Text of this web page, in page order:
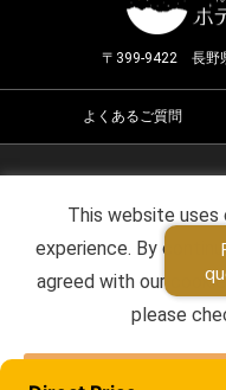
〒399-9422 長野
よくあるご質問
Copyright ©2026
This website uses
experience. By
agreed with our
please